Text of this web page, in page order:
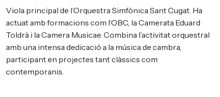
Viola principal de l’Orquestra Simfònica Sant Cugat. Ha
actuat amb formacions com l’OBC, la Camerata Eduard
Toldrà i la Camera Musicae. Combina l’activitat orquestral
amb una intensa dedicació a la música de cambra,
participant en projectes tant clàssics com
contemporanis.